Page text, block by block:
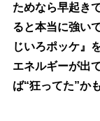
ためなら早起き
ると本当に強い
じいろポッケ』
エネルギーが出
ば“狂ってた”か